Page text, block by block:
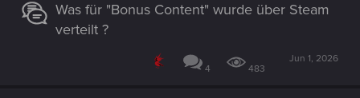
Was für "Bonus Content" wurde über Steam
verteilt ?
4 483
Jun 1, 2026